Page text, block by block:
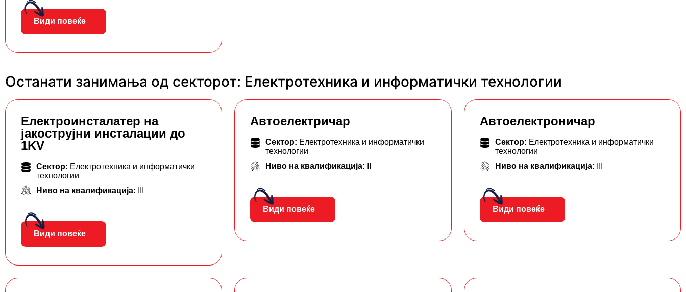
Види повеќе
Останати занимања од секторот: Електротехника и информатички технологии
Eлектроинсталатер на
јакострујни инсталации до
1KV
Сектор: Електротехника и информатички
технологии
Ниво на квалификација:
Види повеќе
Автоелектричар
Сектор: Електротехника и информатички
технологии
Ниво на квалификација:
Види повеќе
Автоелектроничар
Сектор: Електротехника и информатички
технологии
Ниво на квалификација:
Види повеќе